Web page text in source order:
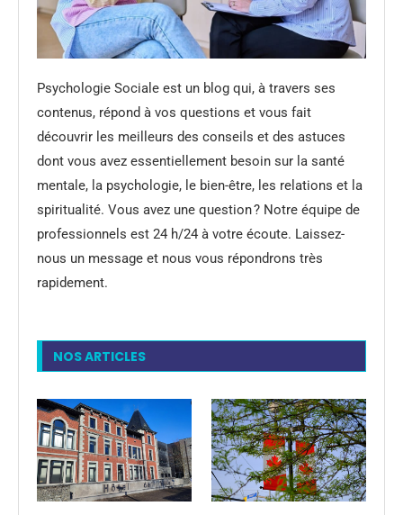
Psychologie Sociale est un blog qui, à travers ses
contenus, répond à vos questions et vous fait
découvrir les meilleurs des conseils et des astuces
dont vous avez essentiellement besoin sur la santé
mentale, la psychologie, le bien-être, les relations et la
spiritualité. Vous avez une question ? Notre équipe de
professionnels est 24 h/24 à votre écoute. Laissez-
nous un message et nous vous répondrons très
rapidement.
NOS ARTICLES